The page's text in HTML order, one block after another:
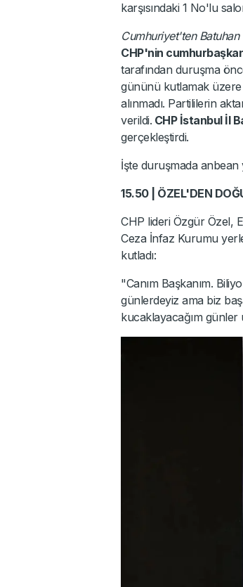
karşısındaki 1 No'lu
Cumhuriyet'ten
CHP'nin
tarafından duruşma
gününü kutlamak üzere
alınmadı. Partililerin
verildi. CHP İstanbul İl
gerçekleştirdi.
İşte duruşmada anbean
15.50 | ÖZEL'DEN
CHP lideri Özgür Özel,
Ceza İnfaz Kurumu
kutladı:
"Canım Başkanım.
günlerdeyiz ama biz
kucaklayacağım günler